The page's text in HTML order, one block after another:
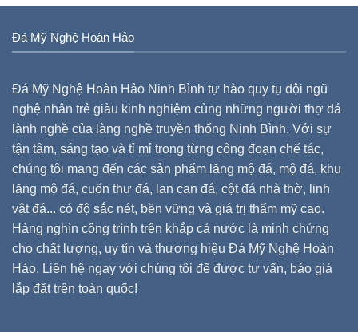
Đá Mỹ Nghệ Hoàn Hảo
Đá Mỹ Nghệ Hoàn Hảo Ninh Bình tự hào quy tụ đội ngũ
nghệ nhân trẻ giàu kinh nghiệm cùng những người thợ đá
lành nghề của làng nghề truyền thống Ninh Bình. Với sự
tận tâm, sáng tạo và tỉ mỉ trong từng công đoạn chế tác,
chúng tôi mang đến các sản phẩm lăng mộ đá, mộ đá, khu
lăng mộ đá, cuốn thư đá, lan can đá, cột đá nhà thờ, linh
vật đá... có độ sắc nét, bền vững và giá trị thẩm mỹ cao.
Hàng nghìn công trình trên khắp cả nước là minh chứng
cho chất lượng, uy tín và thương hiệu Đá Mỹ Nghệ Hoàn
Hảo. Liên hệ ngay với chúng tôi để được tư vấn, báo giá
lắp đặt trên toàn quốc!